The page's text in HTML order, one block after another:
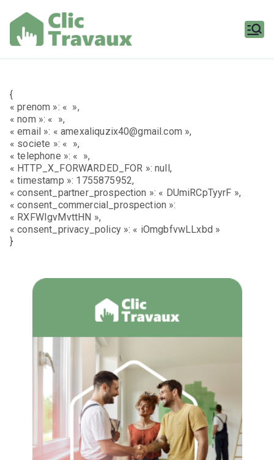
contenu
{
« prenom »: « »,
« nom »: « »,
« email »: « amexaliquzix40@gmail.com »,
« societe »: « »,
« telephone »: « »,
« HTTP_X_FORWARDED_FOR »: null,
« timestamp »: 1755875952,
« consent_partner_prospection »: « DUmiRCpTyyrF »,
« consent_commercial_prospection »:
« RXFWIgvMvttHN »,
« consent_privacy_policy »: « iOmgbfvwLLxbd »
}